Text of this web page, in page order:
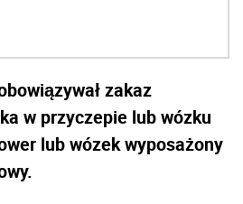
zakaz
w przyczepie lub wózku
lub wózek wyposażony